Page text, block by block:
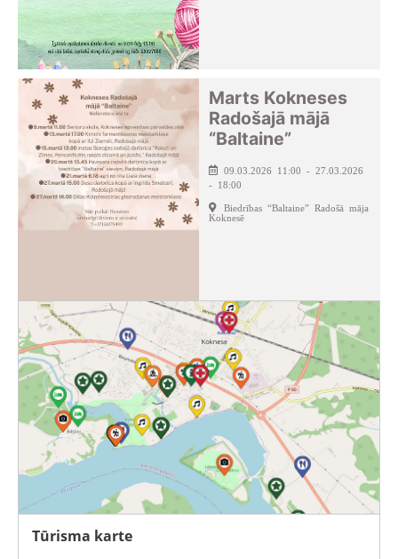
Marts Kokneses
Radošajā mājā
“Baltaine”
09.03.2026 11:00 - 27.03.2026
- 18:00
Biedrības “Baltaine” Radošā māja
Koknesē
Tūrisma karte